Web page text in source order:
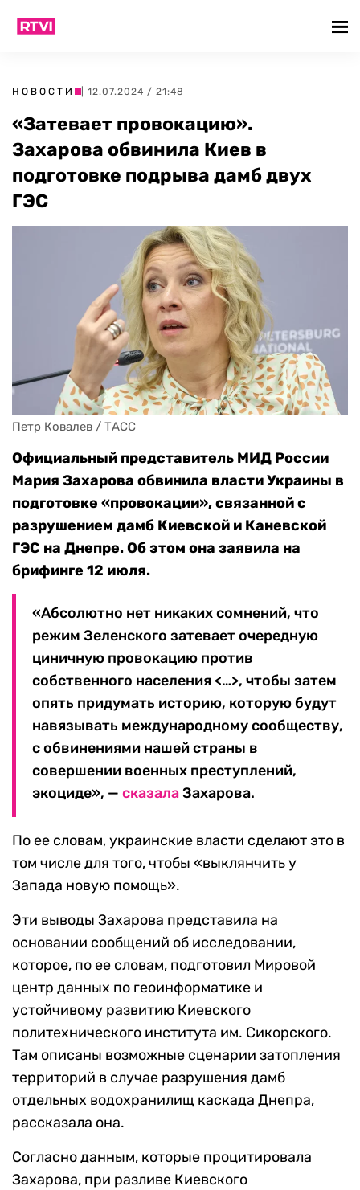
НОВОСТИ | 12.07.2024 / 21:48
«Затевает провокацию».
Захарова обвинила Киев в
подготовке подрыва дамб двух
ГЭС
Петр Ковалев / ТАСС
Официальный представитель МИД России
Мария Захарова обвинила власти Украины в
подготовке «провокации», связанной с
разрушением дамб Киевской и Каневской
ГЭС на Днепре. Об этом она заявила на
брифинге 12 июля.
«Абсолютно нет никаких сомнений, что
режим Зеленского затевает очередную
циничную провокацию против
собственного населения <…>, чтобы затем
опять придумать историю, которую будут
навязывать международному сообществу,
с обвинениями нашей страны в
совершении военных преступлений,
экоциде», — сказалаЗахарова.
По ее словам, украинские власти сделают это в
том числе для того, чтобы «выклянчить у
Запада новую помощь».
Эти выводы Захарова представила на
основании сообщений об исследовании,
которое, по ее словам, подготовил Мировой
центр данных по геоинформатике и
устойчивому развитию Киевского
политехнического института им. Сикорского.
Там описаны возможные сценарии затопления
территорий в случае разрушения дамб
отдельных водохранилищ каскада Днепра,
рассказала она.
Согласно данным, которые процитировала
Захарова, при разливе Киевского